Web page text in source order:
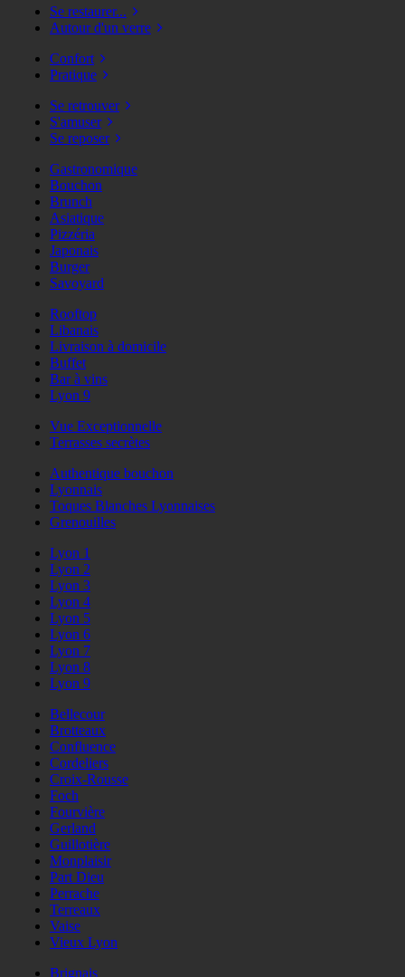
Se restaurer...
Autour d'un verre
Confort
Pratique
Se retrouver
S'amuser
Se reposer
Gastronomique
Bouchon
Brunch
Asiatique
Pizzéria
Japonais
Burger
Savoyard
Rooftop
Libanais
Livraison à domicile
Buffet
Bar à vins
Lyon 9
Vue Exceptionnelle
Terrasses secrètes
Authentique bouchon
Lyonnais
Toques Blanches Lyonnaises
Grenouilles
Lyon 1
Lyon 2
Lyon 3
Lyon 4
Lyon 5
Lyon 6
Lyon 7
Lyon 8
Lyon 9
Bellecour
Brotteaux
Confluence
Cordeliers
Croix-Rousse
Foch
Fourvière
Gerland
Guillotière
Monplaisir
Part Dieu
Perrache
Terreaux
Vaise
Vieux Lyon
Brignais